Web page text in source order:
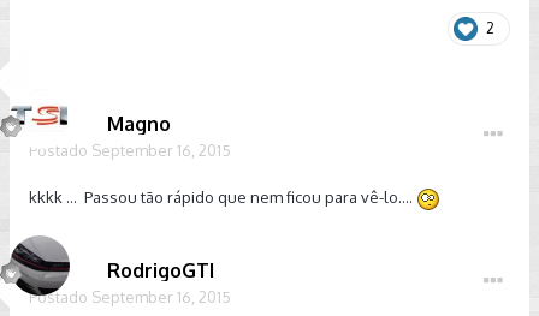
2
Magno
Postado September 16, 2015
kkkk ... Passou tão rápido que nem ficou para vê-lo....
RodrigoGTI
Postado September 16, 2015